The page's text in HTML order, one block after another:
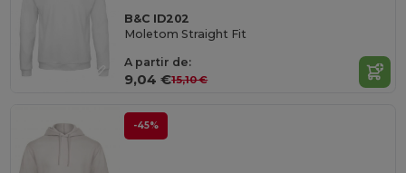
B&C ID202
Moletom Straight Fit
A partir de:
9,04 €15,10 €
-45%